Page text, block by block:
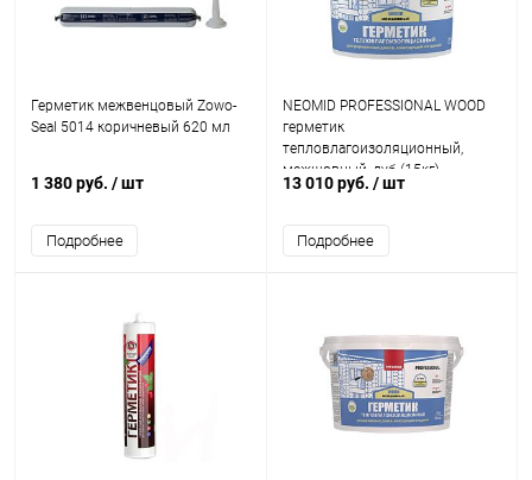
Герметик межвенцовый Zowo-
Seal 5014 коричневый 620 мл
1 380 руб. / шт
Подробнее
NEOMID PROFESSIONAL WOOD
герметик
тепловлагоизоляционный,
межшовный, дуб (15кг)
13 010 руб. / шт
Подробнее